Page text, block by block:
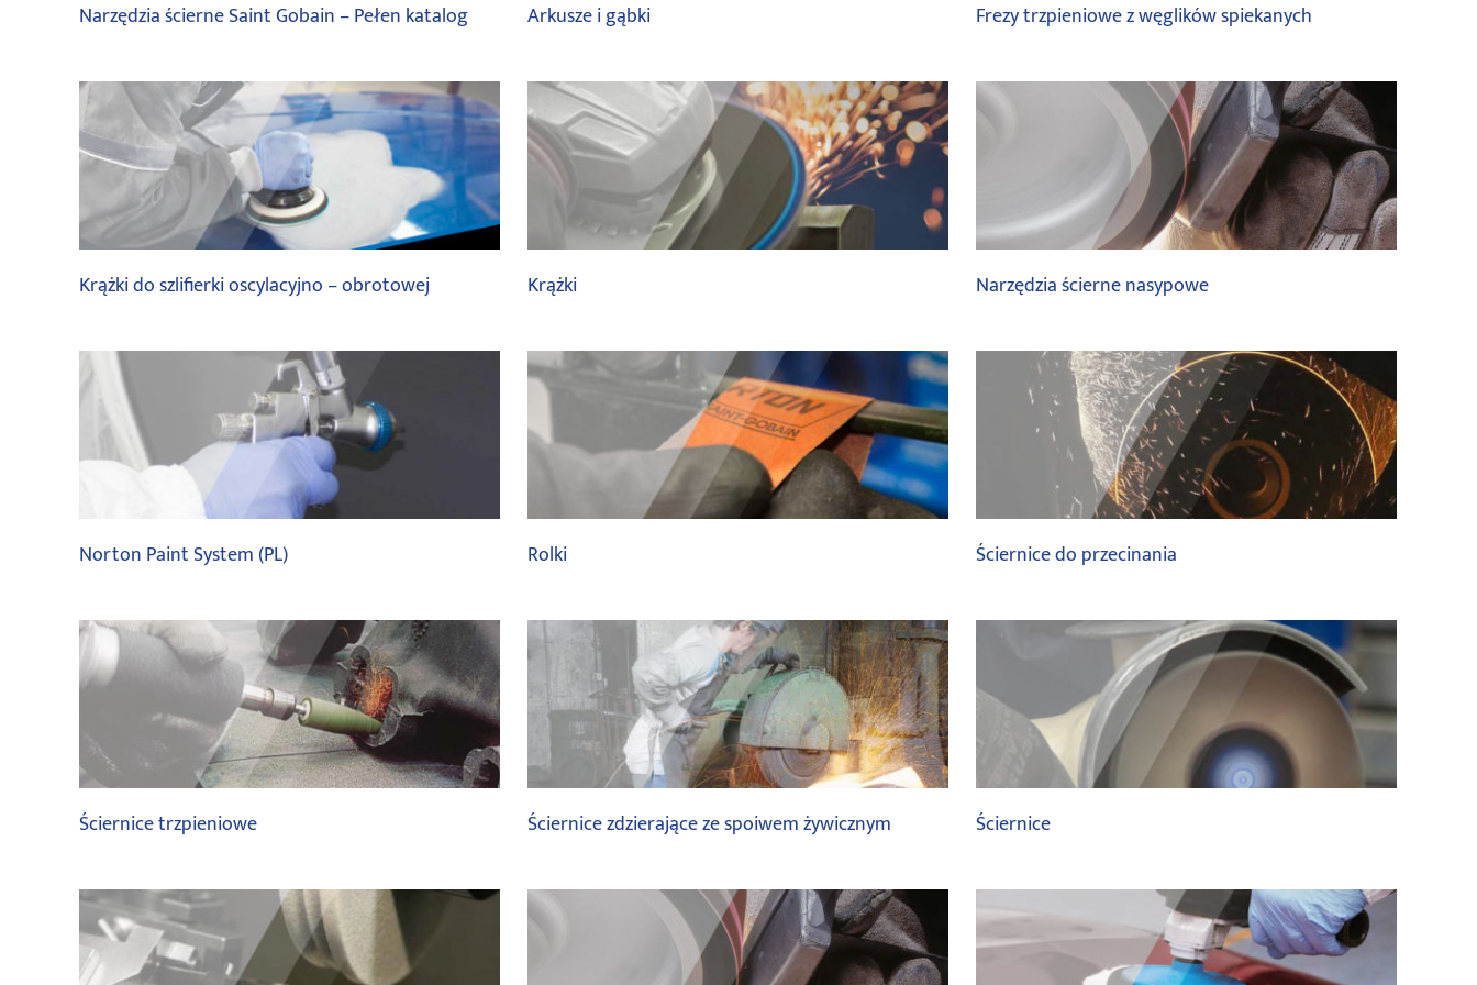
Narzędzia ścierne Saint Gobain – Pełen katalog Arkusze i gąbki Frezy trzpieniowe z węglików spiekanych
saint gobain
Krążki do szlifierki oscylacyjno – obrotowej
saint gobain
Krążki
saint gobain
Narzędzia ścierne nasypowe
saint gobain
Norton Paint System (PL)
saint gobain
Rolki
saint gobain
Ściernice do przecinania
saint gobain
Ściernice trzpieniowe
saint gobain
Ściernice zdzierające ze spoiwem żywicznym
saint gobain
Ściernice